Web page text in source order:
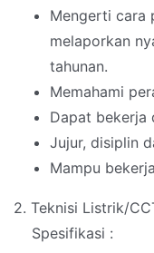
Mengerti cara
melaporkan
tahunan.
Memahami
Dapat bekerja
Jujur, disiplin
Mampu
2. Teknisi Listrik/
Spesifikasi :